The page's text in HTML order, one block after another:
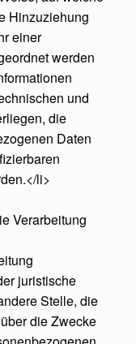
Hinzuziehung
einer
werden
und
die
Daten
li>
Verarbeitung
juristische
Stelle, die
die Zwecke